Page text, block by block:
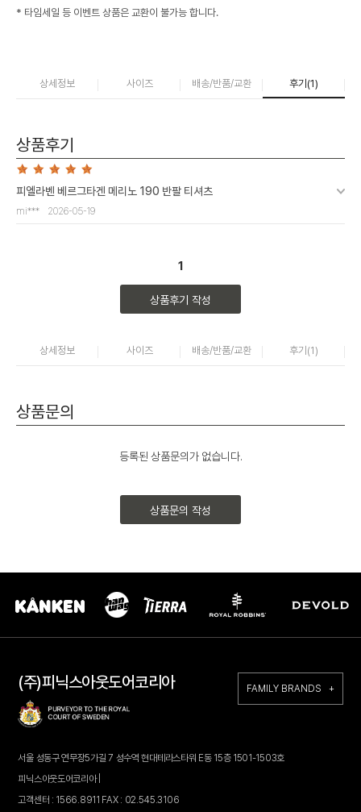
* 타임세일 등 이벤트 상품은 교환이 불가능 합니다.
상세정보 사이즈 배송/반품/교환 후기(1)
상품후기
피엘라벤 베르그타겐 메리노 190 반팔 티셔츠
mi*** 2026-05-19
1
상품후기 작성
상세정보 사이즈 배송/반품/교환 후기(1)
상품문의
등록된 상품문의가 없습니다.
상품문의 작성
(주)피닉스아웃도어코리아 FAMILY BRANDS +
서울 성동구 연무장5가길 7 성수역 현대테라스타워 E동 15층 1501-1503호
피닉스아웃도어코리아 |
고객센터 : 1566.8911 FAX : 02.545.3106